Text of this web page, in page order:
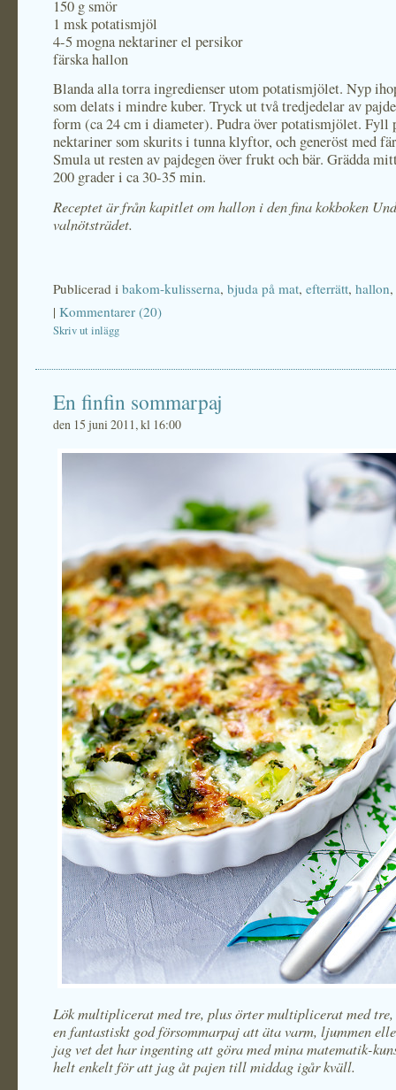
150 g smör
1 msk potatismjöl
4-5 mogna nektariner el persikor
färska hallon
Blanda alla torra ingredienser utom potatismjölet. Nyp
som delats i mindre kuber. Tryck ut två tredjedelar av
form (ca 24 cm i diameter). Pudra över potatismjölet. Fyll
nektariner som skurits i tunna klyftor, och generöst med
Smula ut resten av pajdegen över frukt och bär. Grädda
200 grader i ca 30-35 min.
Receptet är från kapitlet om hallon i den fina kokboken
valnötsträdet.
Publicerad i bakom-kulisserna, bjuda på mat, efterrätt, hallon,
| Kommentarer (20)
Skriv ut inlägg
En finfin sommarpaj
den 15 juni 2011, kl 16:00
Lök multiplicerat med tre, plus örter multiplicerat med
en fantastiskt god försommarpaj att äta varm, ljummen
jag vet det har ingenting att göra med mina matematik-
helt enkelt för att jag åt pajen till middag igår kväll.